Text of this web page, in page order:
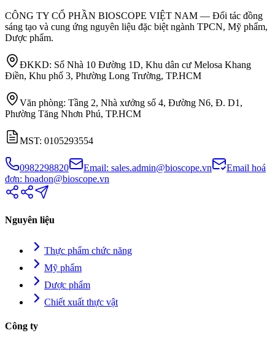
CÔNG TY CỔ PHẦN BIOSCOPE VIỆT NAM — Đối tác đồng
sáng tạo và cung ứng nguyên liệu đặc biệt ngành TPCN, Mỹ phẩm,
Dược phẩm.
ĐKKD: Số Nhà 10 Đường 1D, Khu dân cư Melosa Khang
Điền, Khu phố 3, Phường Long Trường, TP.HCM
Văn phòng: Tầng 2, Nhà xưởng số 4, Đường N6, Đ. D1,
Phường Tăng Nhơn Phú, TP.HCM
MST: 0105293554
0982298820 Email: sales.admin@bioscope.vn
Email hoá
đơn: hoadon@bioscope.vn
Nguyên liệu
Thực phẩm chức năng
Mỹ phẩm
Dược phẩm
Chiết xuất thực vật
Công ty